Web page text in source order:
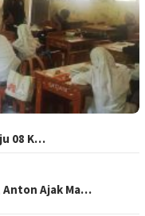
08 K…
Ajak Ma…